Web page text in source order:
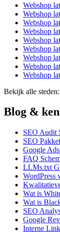
Webshop
Webshop
Webshop
Webshop
Webshop
Webshop
Webshop
Webshop
Webshop
Bekijk alle steden:
Blog &
SEO Audit
SEO
Google
FAQ
LLMs.txt
WordPress
Wat is
Wat is
SEO
Google
Interne